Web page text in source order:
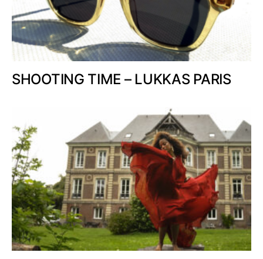
SHOOTING TIME – LUKKAS PARIS